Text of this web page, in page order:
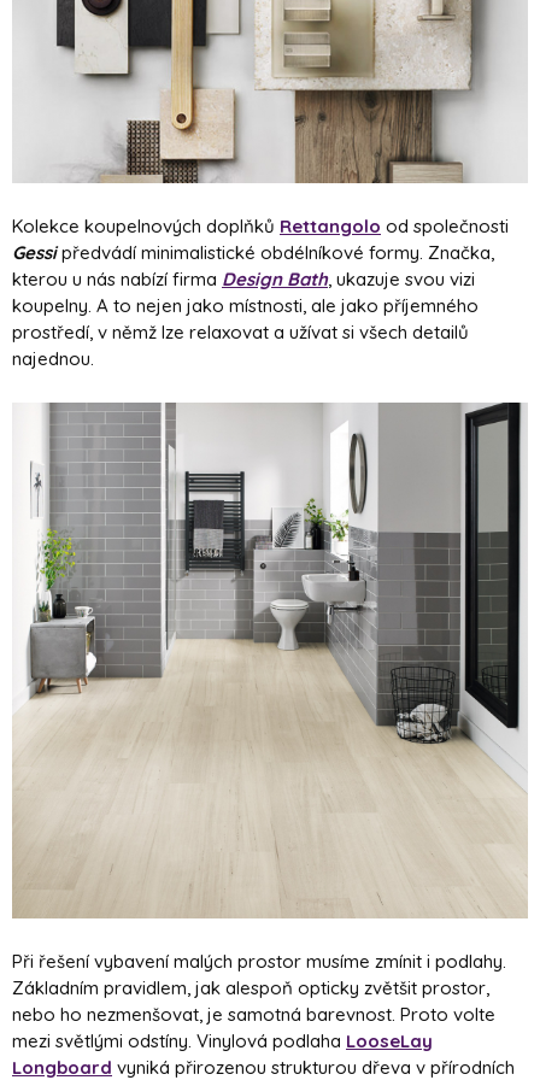
Kolekce koupelnových doplňků Rettangolo od společnosti
Gessipředvádí minimalistické obdélníkové formy. Značka,
kterou u nás nabízí firma Design Bath, ukazuje svou vizi
koupelny. A to nejen jako místnosti, ale jako příjemného
prostředí, v němž lze relaxovat a užívat si všech detailů
najednou.
Při řešení vybavení malých prostor musíme zmínit i podlahy.
Základním pravidlem, jak alespoň opticky zvětšit prostor,
nebo ho nezmenšovat, je samotná barevnost. Proto volte
mezi světlými odstíny. Vinylová podlaha LooseLay
Longboard vyniká přirozenou strukturou dřeva v přírodních